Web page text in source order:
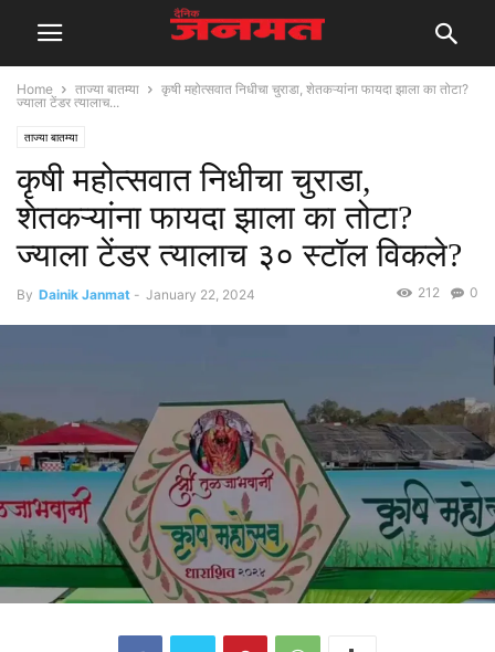
Home ताज्या बातम्या
कृषी महोत्सवात निधीचा चुराडा, शेतकऱ्यांना फायदा झाला का तोटा?
ज्याला टेंडर त्यालाच...
ताज्या बातम्या
कृषी महोत्सवात निधीचा चुराडा,
शेतकऱ्यांना फायदा झाला का तोटा?
ज्याला टेंडर त्यालाच ३० स्टॉल विकले?
By Dainik Janmat - January 22, 2024 0
212